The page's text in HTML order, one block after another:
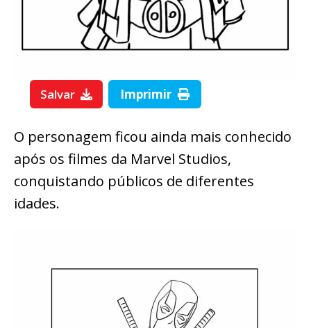
Salvar Imprimir
O personagem ficou ainda mais conhecido
após os filmes da Marvel Studios,
conquistando públicos de diferentes
idades.